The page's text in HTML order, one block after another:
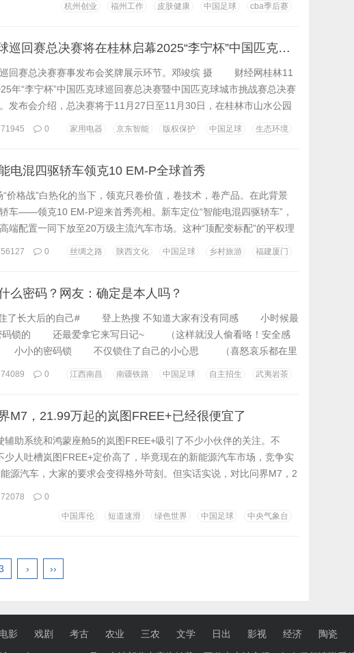
杭州创业
福州工作 皮肤健康 中国足球 cba季后赛
2025“李宁杯”中国匹克球巡回赛总决赛将在桂林启幕2025“李宁杯”中国匹克球巡回赛总决赛将在桂林启幕
巡回赛总决赛赛事发布会奖牌展示环节。邓竣缤 摄 财经网桂林11
年“李宁杯”中国匹克球巡回赛总决赛暨中国匹克球城市挑战赛总决赛
发布会介绍，总决赛将于11月27日至11月30日，在桂林市山水公园
次赛事由国家体育总局网球运动管理中心、中国网球协会、广西壮
71945 0 家用电器 京东智能 版权保护 中国足球 生态环境
电混四驱轿车领克10 EM-P全球首秀
价格战”白热化的当下，领克只卷价值，卷技术，卷产品。在此背景
车——领克10 EM-P迎来首秀亮相。新车定位“智能电混四驱轿车”，
端配置一同下放至20万级主流汽车市场。这种“顶配变标配”的平权理
更推动高端配置从“轻奢品”向“普及品”转变。 设计力就是生产力，也
56127 0 丝绸之路 陕西文化 中国足球 乡村旅游 福建厦门
么密码？网友：确定是本人吗？
长大后的自己# 登上热搜 不知道大家有没有同感 小时候最
锁的 还最爱拿它来写日记~ （这样就没人偷看咯！安全感
小的密码锁 不仅锁住了自己的小心思 （喜怒哀乐都在里
74089 0 江西南昌 南疆铁路 中国足球 自主招生 武夷岩茶
M7，21.99万起的岚图FREE+已经很便宜了
辅助系统和鸿蒙座舱5的岚图FREE+吸引了不少小伙伴的关注。不
人吐槽岚图FREE+定价高了，毕竟现在的新能源汽车市场，竞争实
源汽车，大家的要求会变得格外苛刻。但实话实说，对比问界M7，2
宜了。而且，大家要记住一点，一分价钱一分货。 设计方面不用多
72078
0
中国库伦
短道速滑 绿色世界 中国足球 中央气象台
› ››
电影 戏剧 考古 农业 三农 文学 日出 影视 经济 陶瓷